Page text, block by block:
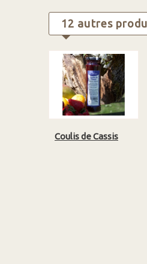
12 autres
Coulis de Cassis